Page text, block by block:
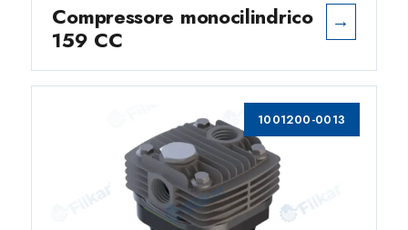
Compressore monocilindrico
159 CC
→
1001200-0013